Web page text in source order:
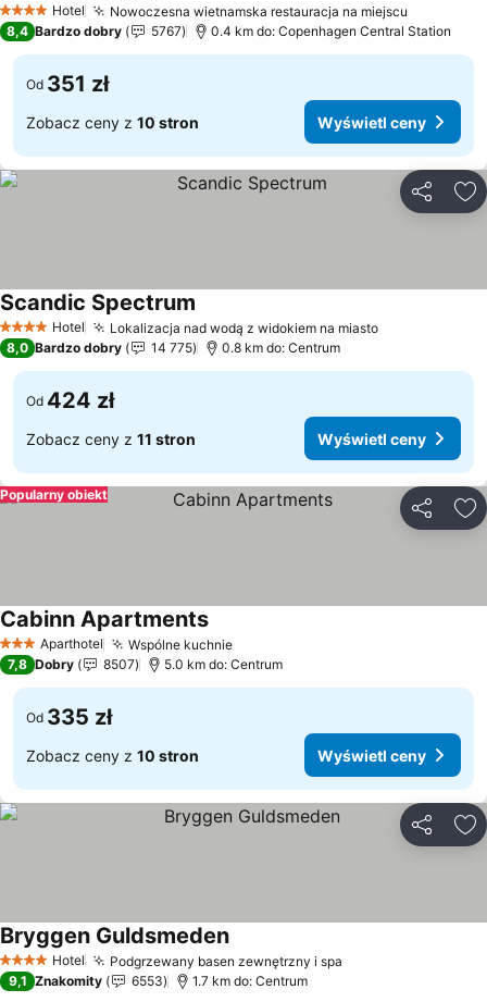
4 KategoriaHotel Nowoczesna wietnamska restauracja na miejscu
8,4 Bardzo dobry 5767 0.4 km do: Copenhagen Central Station
Od 351 zł
Zobacz ceny z 10 stron Wyświetl ceny
4 KategoriaHotel Lokalizacja nad wodą z widokiem na miasto
Scandic Spectrum
8,0 Bardzo dobry 14 775 0.8 km do: Centrum
Od 424 zł
Zobacz ceny z 11 stron Wyświetl ceny
Popularny obiekt
3 KategoriaAparthotel Wspólne kuchnie
Cabinn Apartments
7,8 Dobry 8507 5.0 km do: Centrum
Od 335 zł
Zobacz ceny z 10 stron Wyświetl ceny
4 KategoriaHotel Podgrzewany basen zewnętrzny i spa
Bryggen Guldsmeden
9,1 Znakomity 6553 1.7 km do: Centrum